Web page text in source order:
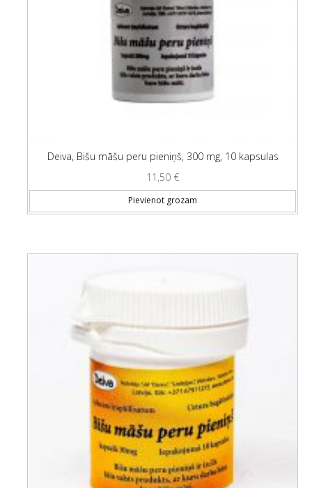
Deiva, Bišu māšu peru pieniņš, 300 mg, 10 kapsulas
11,50 €
Pievienot grozam